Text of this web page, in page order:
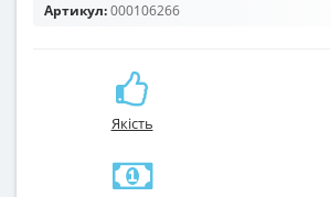
Артикул:000106266
Якість